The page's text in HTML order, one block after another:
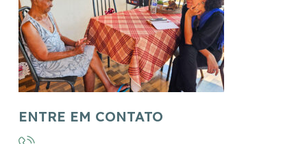
ENTRE EM CONTATO